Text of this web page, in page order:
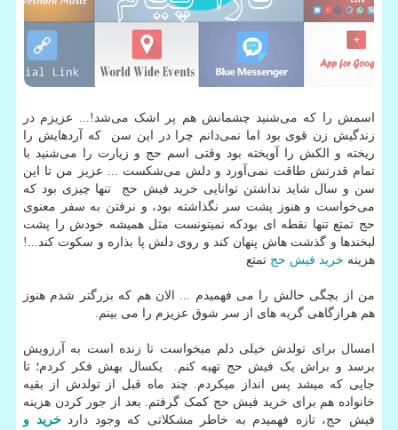
اسمش را که می‌شنید چشمانش هم پر اشک می‌شد!... عزیزم در
زندگیش زن قوی بود اما نمی‌دانم چرا در این سن که آردهایش را
ریخته و الکش را آویخته بود وقتی اسم حج و زیارت را می‌شنید با
تمام قدرتش طاقت نمی‌آورد و دلش می‌شکست ... عزیز من تا این
سن و سال شاید نداشتن توانایی خرید فیش حج تنها چیزی بود که
می‌خواست و هنوز پشت سر نگذاشته بود، و نرفتن به سفر معنوی
حج تمتع تنها نقطه ای بودکه نمیتونست مثل همیشه خودش را پشت
لبخندها و گذشت هاش پنهان کند و روی دلش پا بذاره و سکوت کند...!
هزینه خرید فیش حج تمتع
من از بچگی حالش را می فهمیدم ... الان هم که بزرگتر شدم هنوز
هم هرازگاهی گریه های از سر شوق عزیزم را می بینم.
امسال برای تولدش خیلی دلم میخواست تا زنده است به آرزویش
برسد و براش یک فیش حج تهیه کنم. یکسال بهش فکر کردم؛ تا
جایی که میشد پس انداز میکردم. چند ماه قبل از تولدش از بقیه
خانواده هم برای خرید فیش حج کمک گرفتم. بعد از جور کردن هزینه
فیش حج، تازه فهمیدم به خاطر مشکلاتی که وجود داردخرید و